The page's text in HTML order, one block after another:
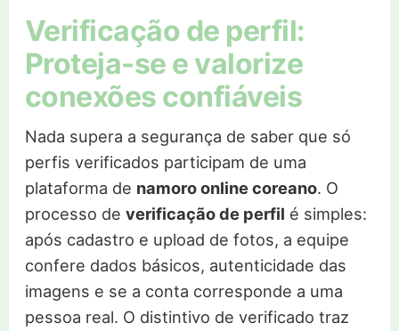
Verificação de perfil:
Proteja-se e valorize
conexões confiáveis
Nada supera a segurança de saber que só
perfis verificados participam de uma
plataforma de namoro online coreano. O
processo de verificação de perfil é simples:
após cadastro e upload de fotos, a equipe
confere dados básicos, autenticidade das
imagens e se a conta corresponde a uma
pessoa real. O distintivo de verificado traz